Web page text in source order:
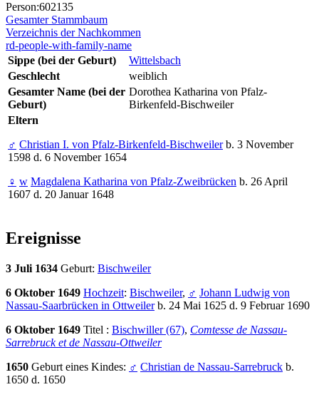
Person:602135
Gesamter Stammbaum
Verzeichnis der Nachkommen
rd-people-with-family-name
Sippe (bei der Geburt)
Wittelsbach
Geschlecht
weiblich
Gesamter Name (bei der
Geburt)
Dorothea Katharina von Pfalz-
Birkenfeld-Bischweiler
Eltern
♂ Christian I. von Pfalz-Birkenfeld-Bischweilerb. 3 November
1598 d. 6 November 1654
♀ w Magdalena Katharina von Pfalz-Zweibrücken b. 26 April
1607 d. 20 Januar 1648
Ereignisse
3 Juli 1634 Geburt: Bischweiler
6 Oktober 1649 Hochzeit: Bischweiler, ♂ Johann Ludwig von
Nassau-Saarbrücken in Ottweilerb. 24 Mai 1625 d. 9 Februar 1690
6 Oktober 1649 Titel : Bischwiller (67), Comtesse de Nassau-
Sarrebruck et de Nassau-Ottweiler
1650 Geburt eines Kindes: ♂ Christian de Nassau-Sarrebruck b.
1650 d. 1650